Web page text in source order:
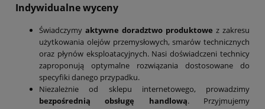
Indywidualne wyceny
Świadczymy aktywne doradztwo produktowe z zakresu
użytkowania olejów przemysłowych, smarów technicznych
oraz płynów eksploatacyjnych. Nasi doświadczeni technicy
zaproponują optymalne rozwiązania dostosowane do
specyfiki danego przypadku.
Niezależnie od sklepu internetowego, prowadzimy
bezpośrednią obsługę handlową. Przyjmujemy